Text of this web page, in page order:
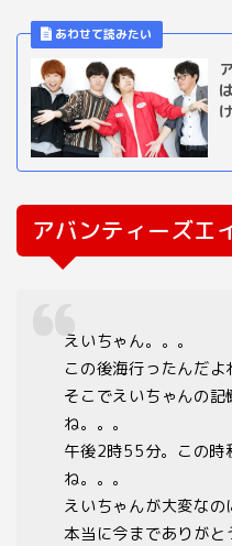
アバンティーズエ
えいちゃん。。。
この後海行ったんだよ
そこでえいちゃんの
ね。。。
午後2時55分。この時
ね。。。
えいちゃんが大変なの
本当に今までありがと